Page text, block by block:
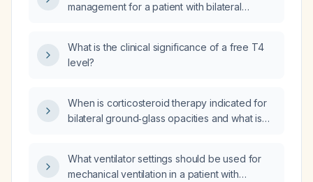
management for a patient with bilateral
What is the clinical significance of a free T4
level?
When is corticosteroid therapy indicated for
bilateral ground‑glass opacities and what is
What ventilator settings should be used for
mechanical ventilation in a patient with